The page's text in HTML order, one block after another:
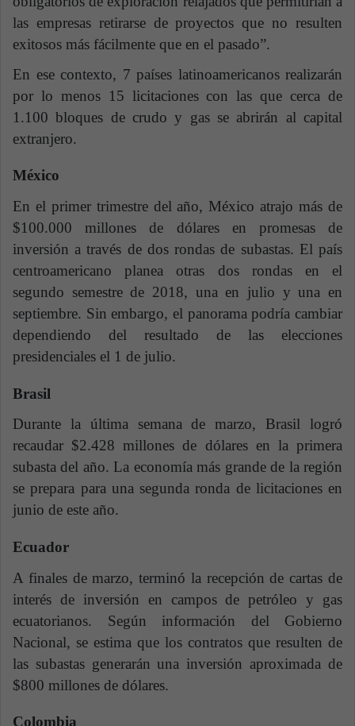
las empresas retirarse de proyectos que no resulten
exitosos más fácilmente que en el pasado”.
En ese contexto, 7 países latinoamericanos realizarán
por lo menos 15 licitaciones con las que cerca de
1.100 bloques de crudo y gas se abrirán al capital
extranjero.
México
En el primer trimestre del año, México atrajo más de
$100.000 millones de dólares en promesas de
inversión a través de dos rondas de subastas. El país
centroamericano planea otras dos rondas en el
segundo semestre de 2018, una en julio y una en
septiembre. Sin embargo, el panorama podría cambiar
dependiendo del resultado de las elecciones
presidenciales el 1 de julio.
Brasil
Durante la última semana de marzo, Brasil logró
recaudar $2.428 millones de dólares en la primera
subasta del año. La economía más grande de la región
se prepara para una segunda ronda de licitaciones en
junio de este año.
Ecuador
A finales de marzo, terminó la recepción de cartas de
interés de inversión en campos de petróleo y gas
ecuatorianos. Según información del Gobierno
Nacional, se estima que los contratos que resulten de
las subastas generarán una inversión aproximada de
$800 millones de dólares.
Colombia